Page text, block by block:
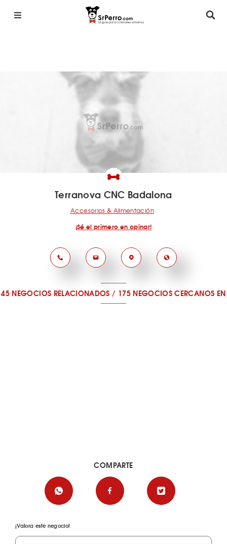
Terranova CNC Badalona
Accesorios & Alimentación
¡Sé el primero en opinar!
45 NEGOCIOS RELACIONADOS / 175 NEGOCIOS CERCANOS EN
¡Valora este negocio!
COMPARTE